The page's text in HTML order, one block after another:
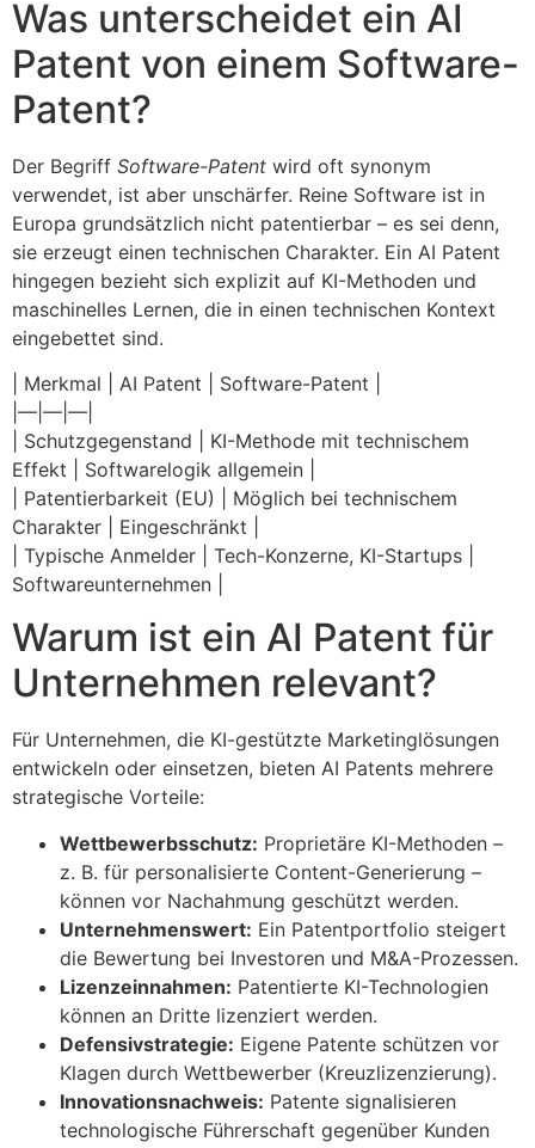
Was unterscheidet ein AI
Patent von einem Software-
Patent?
Der Begriff Software-Patent wird oft synonym
verwendet, ist aber unschärfer. Reine Software ist in
Europa grundsätzlich nicht patentierbar – es sei denn,
sie erzeugt einen technischen Charakter. Ein AI Patent
hingegen bezieht sich explizit auf KI-Methoden und
maschinelles Lernen, die in einen technischen Kontext
eingebettet sind.
| Merkmal | AI Patent | Software-Patent |
|—|—|—|
| Schutzgegenstand | KI-Methode mit technischem
Effekt | Softwarelogik allgemein |
| Patentierbarkeit (EU) | Möglich bei technischem
Charakter | Eingeschränkt |
| Typische Anmelder | Tech-Konzerne, KI-Startups |
Softwareunternehmen |
Warum ist ein AI Patent für
Unternehmen relevant?
Für Unternehmen, die KI-gestützte Marketinglösungen
entwickeln oder einsetzen, bieten AI Patents mehrere
strategische Vorteile:
Wettbewerbsschutz: Proprietäre KI-Methoden –
z. B. für personalisierte Content-Generierung –
können vor Nachahmung geschützt werden.
Unternehmenswert: Ein Patentportfolio steigert
die Bewertung bei Investoren und M&A-Prozessen.
Lizenzeinnahmen: Patentierte KI-Technologien
können an Dritte lizenziert werden.
Defensivstrategie: Eigene Patente schützen vor
Klagen durch Wettbewerber (Kreuzlizenzierung).
Innovationsnachweis: Patente signalisieren
technologische Führerschaft gegenüber Kunden